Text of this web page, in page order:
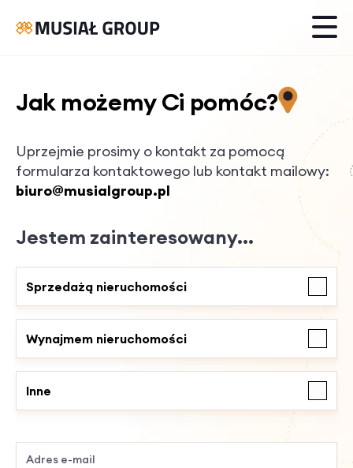
Jak możemy Ci pomóc?
Uprzejmie prosimy o kontakt za pomocą
formularza kontaktowego lub kontakt mailowy:
biuro@musialgroup.pl
Jestem zainteresowany...
Sprzedażą nieruchomości
Wynajmem nieruchomości
Inne